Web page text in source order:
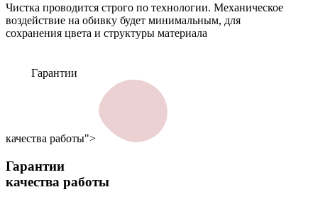
Чистка проводится строго по технологии. Механическое
воздействие на обивку будет минимальным, для
сохранения цвета и структуры материала
Гарантии
качества работы">
Гарантии
качества работы